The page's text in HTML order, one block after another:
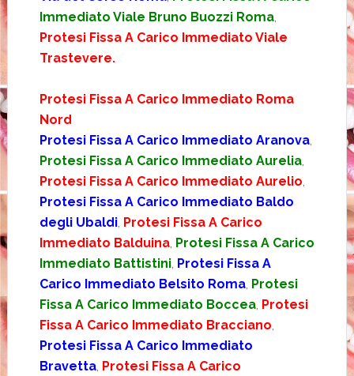
Immediato Viale Bruno Buozzi Roma,
Protesi Fissa A Carico Immediato Viale
Trastevere.
Protesi Fissa A Carico Immediato Roma
Nord
Protesi Fissa A Carico Immediato Aranova,
Protesi Fissa A Carico Immediato Aurelia,
Protesi Fissa A Carico Immediato Aurelio
Protesi Fissa A Carico Immediato Baldo
degli Ubaldi, Protesi Fissa A Carico
Immediato Balduina, Protesi Fissa A Carico
Immediato Battistini, Protesi Fissa A
Carico Immediato Belsito Roma, Protesi
Fissa A Carico Immediato Boccea, Protesi
Fissa A Carico Immediato Bracciano
Protesi Fissa A Carico Immediato
Bravetta, Protesi Fissa A Carico